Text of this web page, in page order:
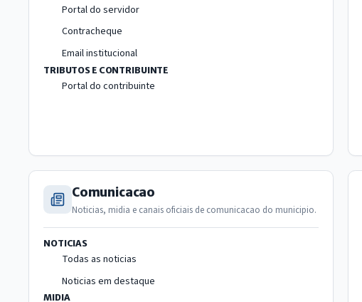
Portal do servidor
Contracheque
Email institucional
TRIBUTOS E CONTRIBUINTE
Portal do contribuinte
Comunicacao
Noticias, midia e canais oficiais de comunicacao do municipio.
NOTICIAS
Todas as noticias
Noticias em destaque
MIDIA